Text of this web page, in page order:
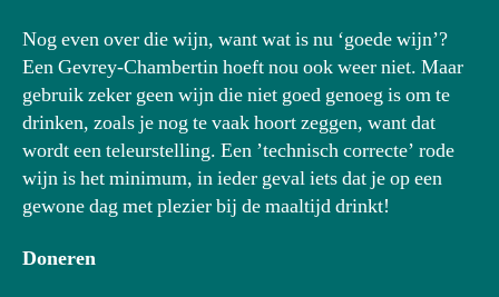
Nog even over die wijn, want wat is nu ‘goede wijn’?
Een Gevrey-Chambertin hoeft nou ook weer niet. Maar
gebruik zeker geen wijn die niet goed genoeg is om te
drinken, zoals je nog te vaak hoort zeggen, want dat
wordt een teleurstelling. Een ’technisch correcte’ rode
wijn is het minimum, in ieder geval iets dat je op een
gewone dag met plezier bij de maaltijd drinkt!
Doneren